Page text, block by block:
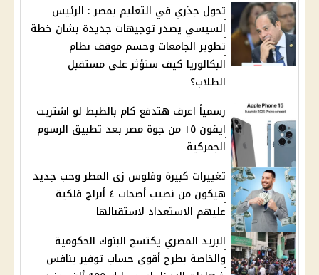
تحول جذري في التعليم بمصر : الرئيس
السيسي يصدر توجيهات جديدة بشان خطة
تطوير الجامعات وحسم موقف نظام
البكالوريا كيف ستؤثر على مستقبل
الطلاب؟
رسمياً اعرف هتدفع كام بالظبط لو اشتريت
ايفون ١٥ من جوة مصر بعد تطبيق الرسوم
الجمركية
تغييرات كبيرة وفلوس زى المطر وحب جديد
هيكون من نصيب أصحاب ٤ أبراج فلكية
عليهم الاستعداد لاستقبالها
البريد المصري يكتسح البنوك الحكومية
والخاصة بطرح أقوي حساب توفير ينافس